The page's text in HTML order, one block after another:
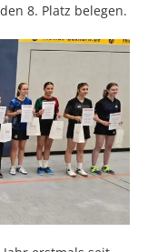
8. Platz belegen.